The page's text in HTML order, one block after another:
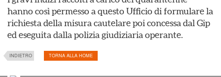
hanno così permesso a questo Ufficio di formulare la
richiesta della misura cautelare poi concessa dal Gip
ed eseguita dalla polizia giudiziaria operante.
INDIETRO TORNA ALLA HOME